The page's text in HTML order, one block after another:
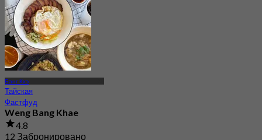
Банг Кхэ
Тайская
Фастфуд
Weng Bang Khae
4.8
12 Забронировано